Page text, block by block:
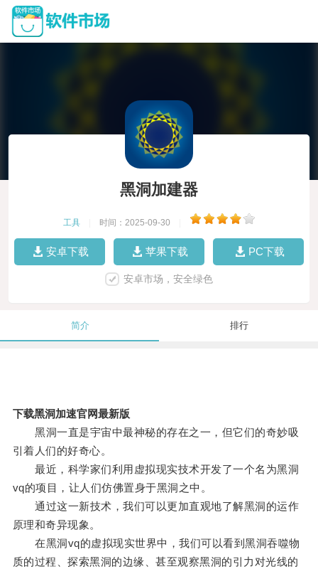
黑洞加建器
工具 时间：2025-09-30
安卓下载 苹果下载 PC下载
安卓市场，安全绿色
简介 排行
下载黑洞加速官网最新版
黑洞一直是宇宙中最神秘的存在之一，但它们的奇妙吸
引着人们的好奇心。
最近，科学家们利用虚拟现实技术开发了一个名为黑洞
vq的项目，让人们仿佛置身于黑洞之中。
通过这一新技术，我们可以更加直观地了解黑洞的运作
原理和奇异现象。
在黑洞vq的虚拟现实世界中，我们可以看到黑洞吞噬物
质的过程、探索黑洞的边缘、甚至观察黑洞的引力对光线的